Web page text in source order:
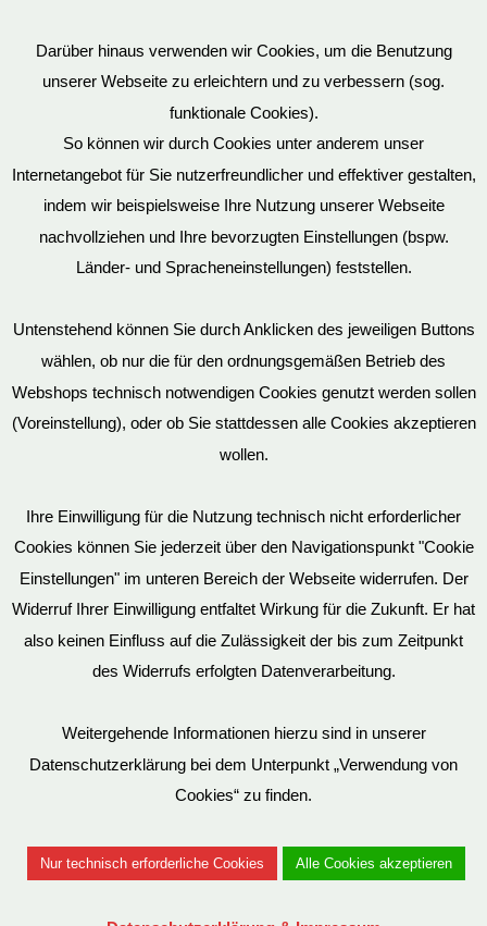
Datenschutz
Mein Konto
Vertrag widerrufen
Impressum
Bitte beachten Sie, dass wir für einen zunehmenden Teil der von
uns hergestellten SM-Möbel deutsche Geschmacksmuster beim
Deutschen Patent und Markenamt (DPMA) haben eintragen
Genehmigung zu benutzen. Entsprechende Verstöße werden von
uns juristisch verfolgt.
Darüber hinaus verwenden wir Cookies, um die Benutzung
unserer Webseite zu erleichtern und zu verbessern (sog.
funktionale Cookies).
So können wir durch Cookies unter anderem unser
Internetangebot für Sie nutzerfreundlicher und effektiver gestalten,
indem wir beispielsweise Ihre Nutzung unserer Webseite
nachvollziehen und Ihre bevorzugten Einstellungen (bspw.
Länder- und Spracheneinstellungen) feststellen.
Untenstehend können Sie durch Anklicken des jeweiligen Buttons
wählen, ob nur die für den ordnungsgemäßen Betrieb des
Webshops technisch notwendigen Cookies genutzt werden sollen
(Voreinstellung), oder ob Sie stattdessen alle Cookies akzeptieren
wollen.
Ihre Einwilligung für die Nutzung technisch nicht erforderlicher
Cookies können Sie jederzeit über den Navigationspunkt "Cookie
Einstellungen" im unteren Bereich der Webseite widerrufen. Der
Widerruf Ihrer Einwilligung entfaltet Wirkung für die Zukunft. Er hat
also keinen Einfluss auf die Zulässigkeit der bis zum Zeitpunkt
des Widerrufs erfolgten Datenverarbeitung.
Weitergehende Informationen hierzu sind in unserer
Datenschutzerklärung bei dem Unterpunkt „Verwendung von
Cookies“ zu finden.
Nur technisch erforderliche Cookies Alle Cookies akzeptieren